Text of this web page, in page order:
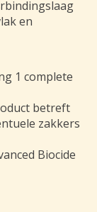
en
1 complete
betreft
zakkers
Biocide